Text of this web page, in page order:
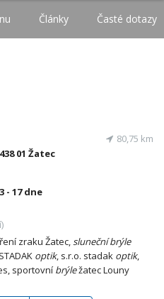
Články Časté dotazy
01 Žatec
- 17dne
80,75 km
zraku Žatec,sluneční brýle
optik, s.r.o. stadak optik,
sportovní brýležatec Louny